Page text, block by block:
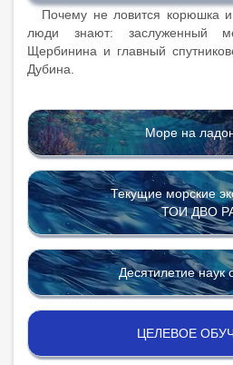
Почему не ловится корюшка
люди знают: заслуженный
Щербинина и главный
Дубина.
Море на
Текущие морские
ТОИ ДВО
Десятилетие наук
ЦЕЛЕВОЕ